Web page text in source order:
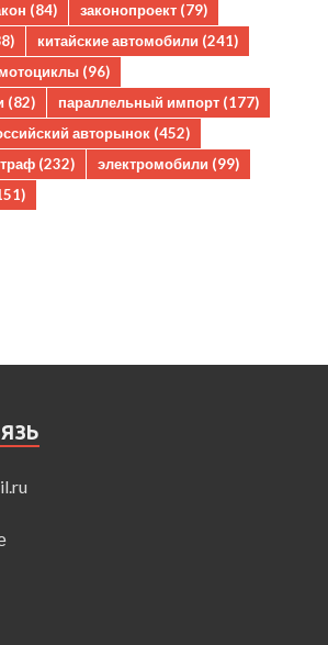
(84) законопроект (79)
китайские автомобили (241)
мотоциклы (96)
(82) параллельный импорт (177)
авторынок (452)
(232) электромобили (99)